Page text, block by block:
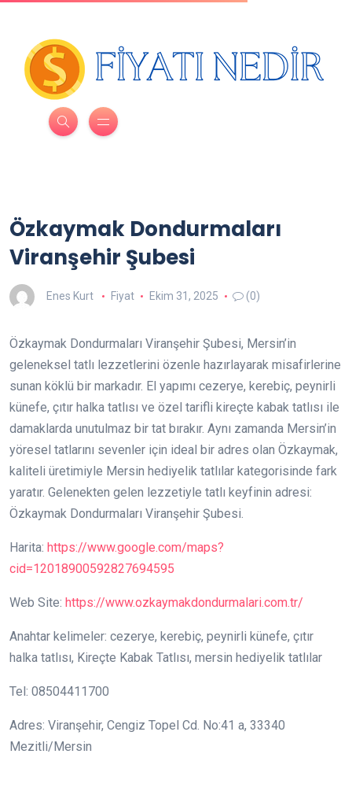
Özkaymak Dondurmaları
Viranşehir Şubesi
Enes Kurt Fiyat Ekim 31, 2025 (0)
Özkaymak Dondurmaları Viranşehir Şubesi, Mersin’in
geleneksel tatlı lezzetlerini özenle hazırlayarak misafirlerine
sunan köklü bir markadır. El yapımı cezerye, kerebiç, peynirli
künefe, çıtır halka tatlısı ve özel tarifli kireçte kabak tatlısı ile
damaklarda unutulmaz bir tat bırakır. Aynı zamanda Mersin’in
yöresel tatlarını sevenler için ideal bir adres olan Özkaymak,
kaliteli üretimiyle Mersin hediyelik tatlılar kategorisinde fark
yaratır. Gelenekten gelen lezzetiyle tatlı keyfinin adresi:
Özkaymak Dondurmaları Viranşehir Şubesi.
Harita: https://www.google.com/maps?
cid=12018900592827694595
Web Site: https://www.ozkaymakdondurmalari.com.tr/
Anahtar kelimeler: cezerye, kerebiç, peynirli künefe, çıtır
halka tatlısı, Kireçte Kabak Tatlısı, mersin hediyelik tatlılar
Tel: 08504411700
Adres: Viranşehir, Cengiz Topel Cd. No:41 a, 33340
Mezitli/Mersin